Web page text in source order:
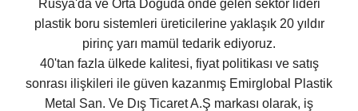
Rusya'da ve Orta Doğuda önde gelen sektör lideri
plastik boru sistemleri üreticilerine yaklaşık 20 yıldır
pirinç yarı mamül tedarik ediyoruz.
40'tan fazla ülkede kalitesi, fiyat politikası ve satış
sonrası ilişkileri ile güven kazanmış Emirglobal Plastik
Metal San. Ve Dış Ticaret A.Ş markası olarak, iş